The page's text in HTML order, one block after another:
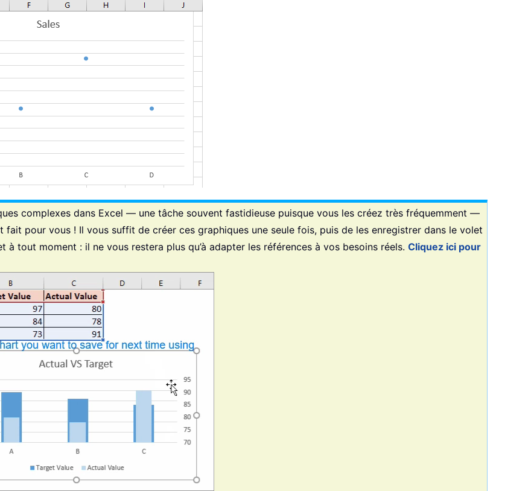
complexes dans Excel — une tâche souvent fastidieuse puisque vous les créez très fréquemment —
fait pour vous ! Il vous suffit de créer ces graphiques une seule fois, puis de les enregistrer dans le volet
tout moment : il ne vous restera plus qu’à adapter les références à vos besoins réels. Cliquez ici pour